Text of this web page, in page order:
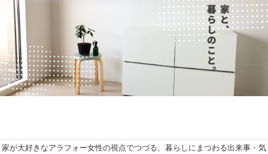
家が大好きなアラフォー女性の視点でつづる、暮らしにまつわる出来事・気